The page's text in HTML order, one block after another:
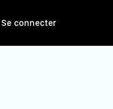
Se connecter